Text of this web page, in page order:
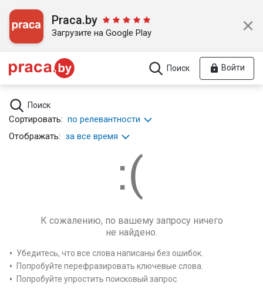
Praca.by
Загрузите на Google Play
Поиск Войти
Поиск
Сортировать: по релевантности
Отображать: за все время
К сожалению, по вашему запросу ничего
не найдено.
Убедитесь, что все слова написаны без ошибок.
Попробуйте перефразировать ключевые слова.
Попробуйте упростить поисковый запрос.